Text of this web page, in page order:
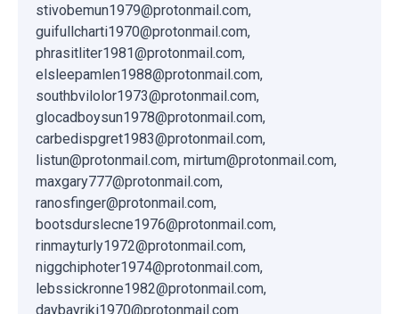
stivobemun1979@protonmail.com,
guifullcharti1970@protonmail.com,
phrasitliter1981@protonmail.com,
elsleepamlen1988@protonmail.com,
southbvilolor1973@protonmail.com,
glocadboysun1978@protonmail.com,
carbedispgret1983@protonmail.com,
listun@protonmail.com, mirtum@protonmail.com,
maxgary777@protonmail.com,
ranosfinger@protonmail.com,
bootsdurslecne1976@protonmail.com,
rinmayturly1972@protonmail.com,
niggchiphoter1974@protonmail.com,
lebssickronne1982@protonmail.com,
daybayriki1970@protonmail.com